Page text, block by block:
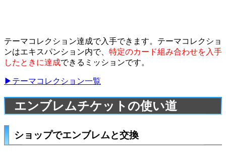
テーマコレクション達成で入手できます。テーマコレクショ
ンはエキスパンション内で、 特定のカード組み合わせを入手
したときに達成できるミッションです。
▶テーマコレクション一覧
エンブレムチケットの使い道
ショップでエンブレムと交換